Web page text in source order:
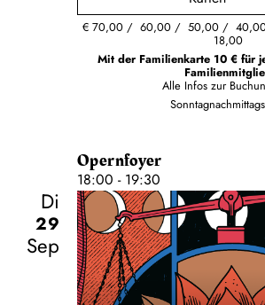
€ 70,00 60,00 50,00
18,00
Mit der Familienkarte 10 € für
Alle Infos zur
Opernfoyer
18:00 - 19:30
Di
29
Sep